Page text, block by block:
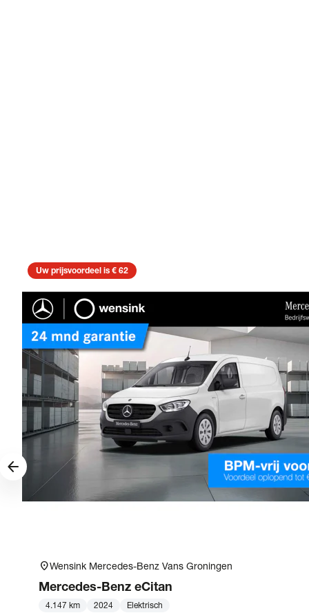
Uw prijsvoordeel is € 62
location_onWensink Mercedes-Benz Vans Groningen
Mercedes-Benz eCitan
4.147 km 2024 Elektrisch
arrow_forward